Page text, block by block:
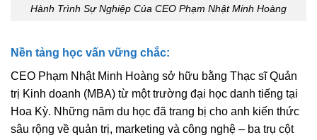
Hành Trình Sự Nghiệp Của CEO Phạm Nhật Minh Hoàng
Nền tảng học vấn vững chắc:
CEO Phạm Nhật Minh Hoàng sở hữu bằng Thạc sĩ Quản
trị Kinh doanh (MBA) từ một trường đại học danh tiếng tại
Hoa Kỳ. Những năm du học đã trang bị cho anh kiến thức
sâu rộng về quản trị, marketing và công nghệ – ba trụ cột